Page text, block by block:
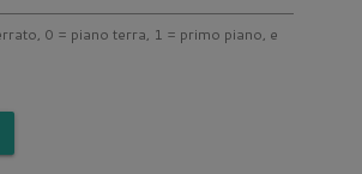
0 = piano terra, 1 = primo piano, e